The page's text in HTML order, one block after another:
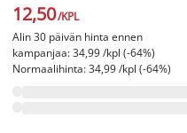
12,50/KPL
Alin 30 päivän hinta ennen
kampanjaa: 34,99 /kpl (-64%)
Normaalihinta: 34,99 /kpl (-64%)